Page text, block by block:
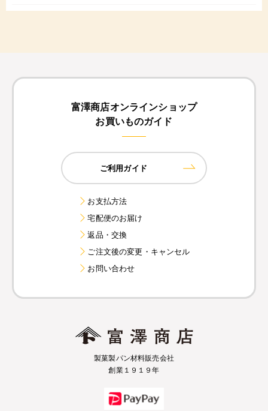
富澤商店オンラインショップ
お買いものガイド
ご利用ガイド
お支払方法
宅配便のお届け
返品・交換
ご注文後の変更・キャンセル
お問い合わせ
製菓製パン材料販売会社
創業１９１９年